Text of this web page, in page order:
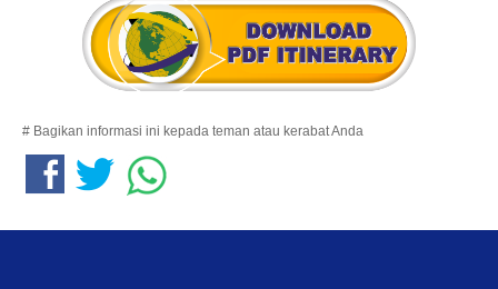
# Bagikan informasi ini kepada teman atau kerabat Anda